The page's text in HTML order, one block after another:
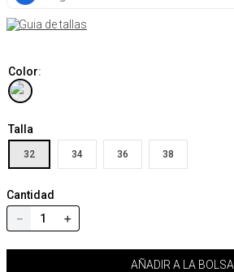
Guia de tallas
Color:
Talla
32 34 36 38
Cantidad
＋
－
AÑADIR A LA BOLSA